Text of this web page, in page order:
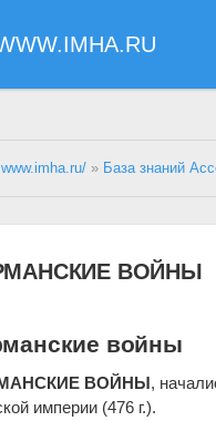
www.imha.ru/ » База знаний
ВОЙНЫ
войны
ВОЙНЫ,
империи (476 г.).